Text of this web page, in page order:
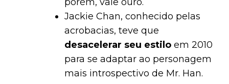
Jackie Chan, conhecido pelas
acrobacias, teve que
desacelerar seu estilo em 2010
para se adaptar ao personagem
mais introspectivo de Mr. Han.